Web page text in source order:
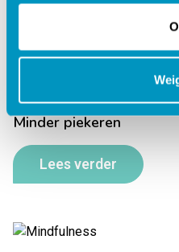
Minder piekeren
Lees verder